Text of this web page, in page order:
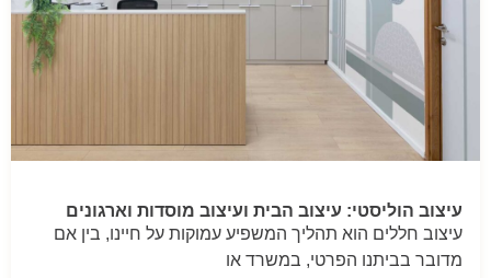
עיצוב הוליסטי: עיצוב הבית ועיצוב מוסדות וארגונים
עיצוב חללים הוא תהליך המשפיע עמוקות על חיינו, בין אם
מדובר בביתנו הפרטי, במשרד או